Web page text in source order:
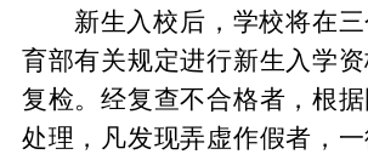
新生入校后 ， 学校将在
育部有关规定进行新生入学
复检。经复查不合格者 ， 根
处理 ， 凡发现弄虚作假者 ，